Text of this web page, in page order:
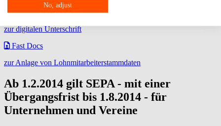
FPSign
zur digitalen Unterschrift
Fast Docs
zur Anlage von Lohnmitarbeiterstammdaten
Ab 1.2.2014 gilt SEPA - mit einer
Übergangsfrist bis 1.8.2014 - für
Unternehmen und Vereine
No, adjust